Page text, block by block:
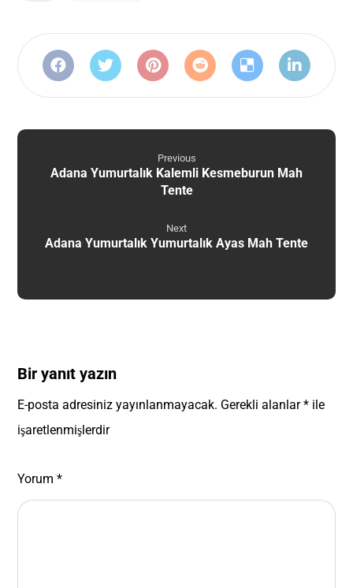
Previous
Adana Yumurtalık Kalemli Kesmeburun Mah
Tente
Next
Adana Yumurtalık Yumurtalık Ayas Mah Tente
Bir yanıt yazın
E-posta adresiniz yayınlanmayacak. Gerekli alanlar* ile
işaretlenmişlerdir
Yorum*